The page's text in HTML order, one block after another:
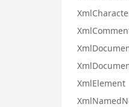
XmlElement